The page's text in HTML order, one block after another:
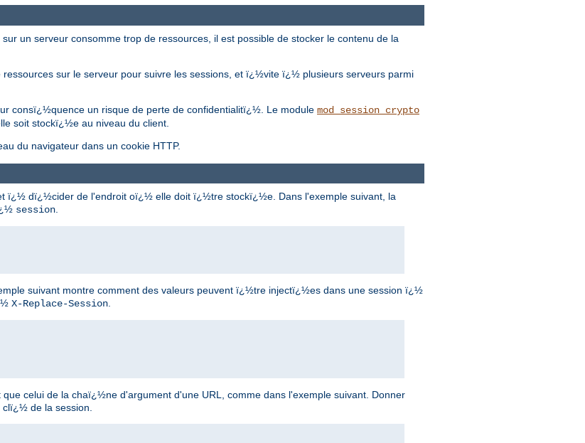
un serveur consomme trop de ressources, il est possible de stocker le contenu de la
sur le serveur pour suivre les sessions, et ï¿½vite ï¿½ plusieurs serveurs parmi
consï¿½quence un risque de perte de confidentialitï¿½. Le module mod_session_crypto
soit stockï¿½e au niveau du client.
du navigateur dans un cookie HTTP.
ï¿½ dï¿½cider de l'endroit oï¿½ elle doit ï¿½tre stockï¿½e. Dans l'exemple suivant, la
session
suivant montre comment des valeurs peuvent ï¿½tre injectï¿½es dans une session ï¿½
X-Replace-Session
celui de la chaï¿½ne d'argument d'une URL, comme dans l'exemple suivant. Donner
de la session.